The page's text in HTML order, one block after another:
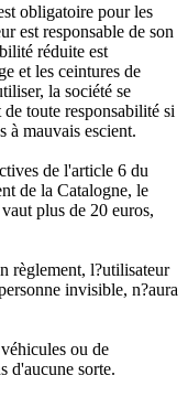
obligatoire pour les
est responsable de son
réduite est
et les ceintures de
la société se
toute responsabilité si
à mauvais escient.
de l'article 6 du
de la Catalogne, le
plus de 20 euros,
règlement, l?utilisateur
invisible, n?aura
ou de
d'aucune sorte.